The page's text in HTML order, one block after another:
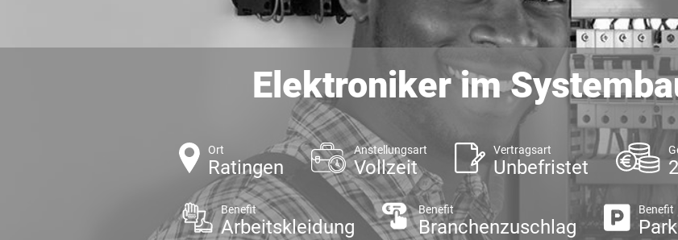
Elektroniker im
Ort
Ratingen
Anstellungsart
Vollzeit
Vertragsart
Unbefristet
Benefit
Arbeitskleidung
Benefit
Branchenzuschlag
Benefit